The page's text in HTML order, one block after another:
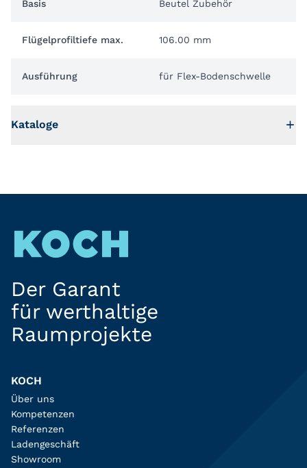
Basis Beutel Zubehör
Flügelprofiltiefe max. 106.00 mm
Ausführung für Flex-Bodenschwelle
Kataloge
Der Garant
für werthaltige
Raumprojekte
KOCH
Über uns
Kompetenzen
Referenzen
Ladengeschäft
Showroom